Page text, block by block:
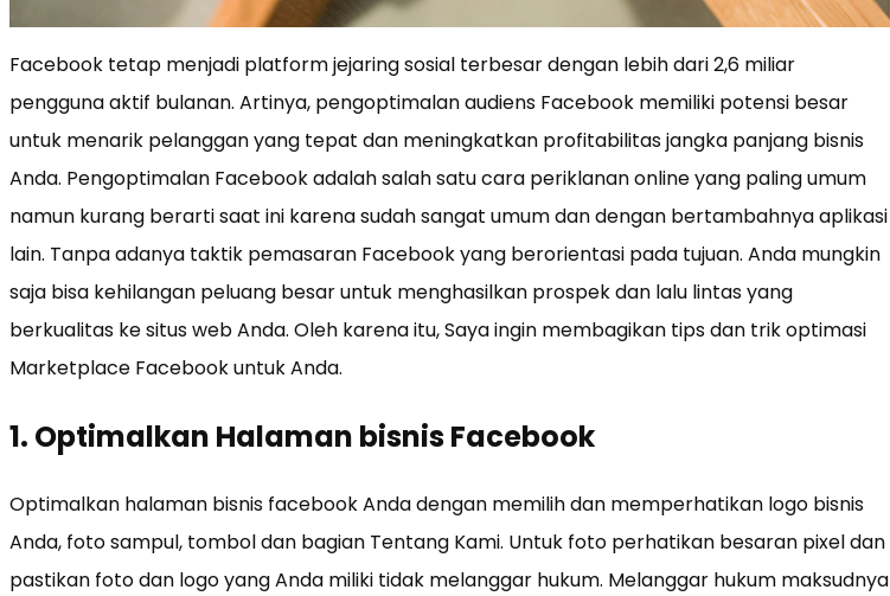
Facebook tetap menjadi platform jejaring sosial terbesar dengan lebih dari 2,6 miliar
pengguna aktif bulanan. Artinya, pengoptimalan audiens Facebook memiliki potensi besar
untuk menarik pelanggan yang tepat dan meningkatkan profitabilitas jangka panjang bisnis
Anda. Pengoptimalan Facebook adalah salah satu cara periklanan online yang paling umum
namun kurang berarti saat ini karena sudah sangat umum dan dengan bertambahnya aplikasi
lain. Tanpa adanya taktik pemasaran Facebook yang berorientasi pada tujuan. Anda mungkin
saja bisa kehilangan peluang besar untuk menghasilkan prospek dan lalu lintas yang
berkualitas ke situs web Anda. Oleh karena itu, Saya ingin membagikan tips dan trik optimasi
Marketplace Facebook untuk Anda.
1. Optimalkan Halaman bisnis Facebook
Optimalkan halaman bisnis facebook Anda dengan memilih dan memperhatikan logo bisnis
Anda, foto sampul, tombol dan bagian Tentang Kami. Untuk foto perhatikan besaran pixel dan
pastikan foto dan logo yang Anda miliki tidak melanggar hukum. Melanggar hukum maksudnya